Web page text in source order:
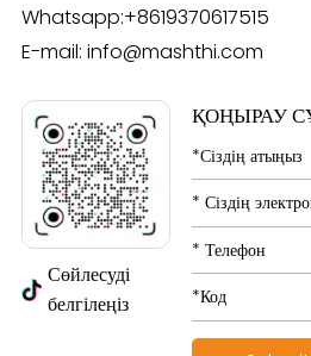
Whatsapp:+8619370617515
E-mail: info@mashthi.com
Сөйлесуді
белгілеңіз
ҚОҢЫРАУ